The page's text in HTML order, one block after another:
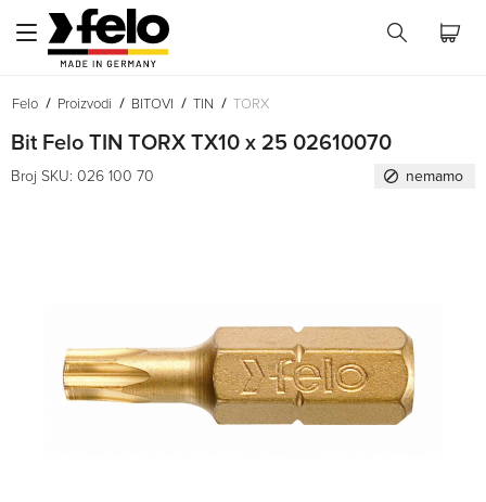
Felo Proizvodi BITOVI TIN TORX
Bit Felo TIN TORX TX10 x 25 02610070
Broj SKU: 026 100 70 nemamo